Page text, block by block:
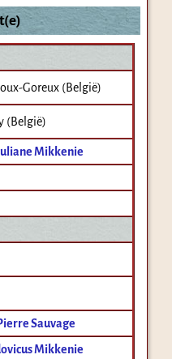
Goreux (België)
(België)
Mikkenie
Sauvage
Mikkenie